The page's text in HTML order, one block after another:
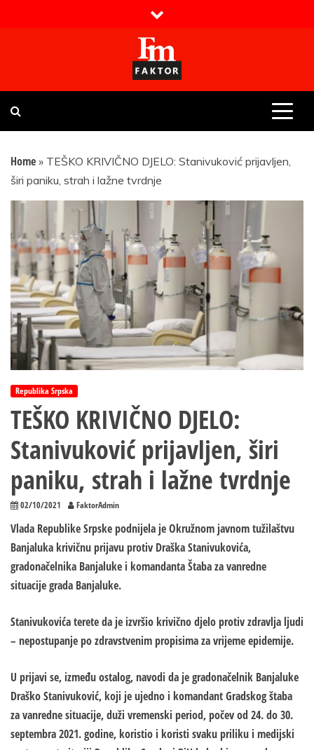
Faktor magazin
Uvijek presudan
Home » TEŠKO KRIVIČNO DJELO: Stanivuković prijavljen,
širi paniku, strah i lažne tvrdnje
Republika Srpska
TEŠKO KRIVIČNO DJELO:
Stanivuković prijavljen, širi
paniku, strah i lažne tvrdnje
02/10/2021 FaktorAdmin
Vlada Republike Srpske podnijela je Okružnom javnom tužilaštvu
Banjaluka krivičnu prijavu protiv Draška Stanivukovića,
gradonačelnika Banjaluke i komandanta Štaba za vanredne
situacije grada Banjaluke.
Stanivukovića terete da je izvršio krivično djelo protiv zdravlja ljudi
– nepostupanje po zdravstvenim propisima za vrijeme epidemije.
U prijavi se, između ostalog, navodi da je gradonačelnik Banjaluke
Draško Stanivuković, koji je ujedno i komandant Gradskog štaba
za vanredne situacije, duži vremenski period, počev od 24. do 30.
septembra 2021. godine, koristio i koristi svaku priliku i medijski